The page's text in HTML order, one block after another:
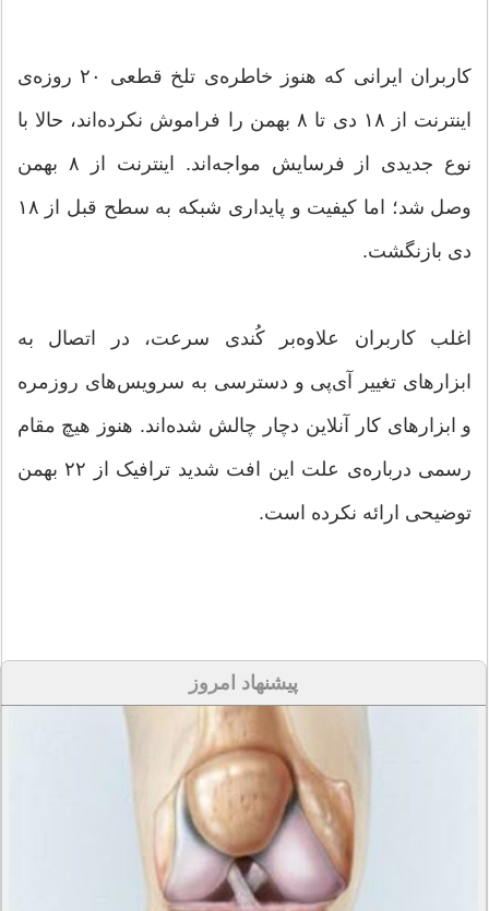
کاربران ایرانی که هنوز خاطره‌ی تلخ قطعی ۲۰ روزه‌ی
اینترنت از ۱۸ دی تا ۸ بهمن را فراموش نکرده‌اند، حالا با
نوع جدیدی از فرسایش مواجه‌اند. اینترنت از ۸ بهمن
وصل شد؛ اما کیفیت و پایداری شبکه به سطح قبل از ۱۸
دی بازنگشت.
اغلب کاربران علاوه‌بر کُندی سرعت، در اتصال به
ابزارهای تغییر آی‌پی و دسترسی به سرویس‌های روزمره
و ابزارهای کار آنلاین دچار چالش شده‌اند. هنوز هیچ مقام
رسمی درباره‌ی علت این افت شدید ترافیک از ۲۲ بهمن
توضیحی ارائه نکرده است.
پیشنهاد امروز